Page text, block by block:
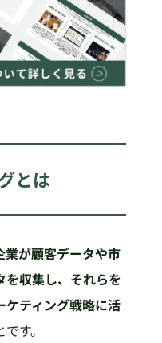
とは
業が顧客データや市
を収集し、それらを
ティング戦略に活
す。